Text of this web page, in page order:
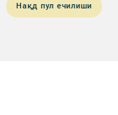
Нақд пул ечилиши